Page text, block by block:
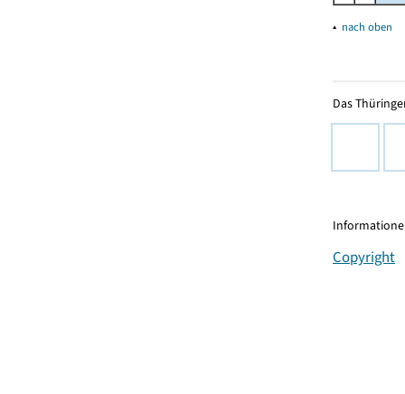
▴ nach oben
Das
Copyright